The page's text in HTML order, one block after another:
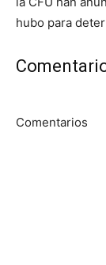
hubo para
Comentarios